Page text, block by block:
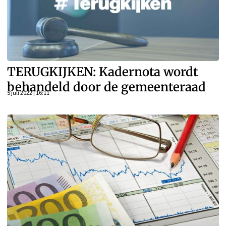
TERUGKIJKEN: Kadernota wordt
behandeld door de gemeenteraad
5 juli 2022 | 16:11